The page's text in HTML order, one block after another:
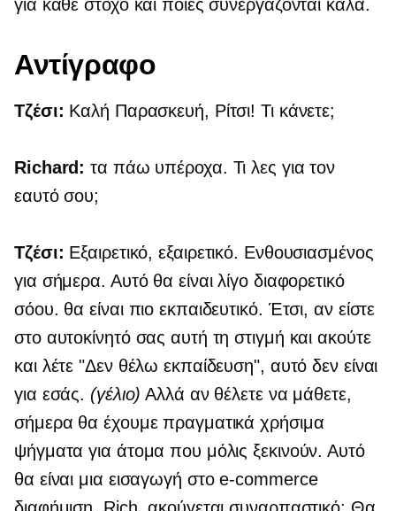
για κάθε στόχο και ποιες συνεργάζονται καλά.
Αντίγραφο
Τζέσι: Καλή Παρασκευή, Ρίτσι! Τι κάνετε;
Richard: τα πάω υπέροχα. Τι λες για τον
εαυτό σου;
Τζέσι: Εξαιρετικό, εξαιρετικό. Ενθουσιασμένος
για σήμερα. Αυτό θα είναι λίγο διαφορετικό
σόου. θα είναι πιο εκπαιδευτικό. Έτσι, αν είστε
στο αυτοκίνητό σας αυτή τη στιγμή και ακούτε
και λέτε "Δεν θέλω εκπαίδευση", αυτό δεν είναι
για εσάς. (γέλιο) Αλλά αν θέλετε να μάθετε,
σήμερα θα έχουμε πραγματικά χρήσιμα
ψήγματα για άτομα που μόλις ξεκινούν. Αυτό
θα είναι μια εισαγωγή στοe-commerce